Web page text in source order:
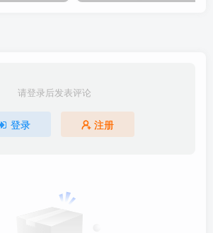
请登录后发表评论
登录 注册